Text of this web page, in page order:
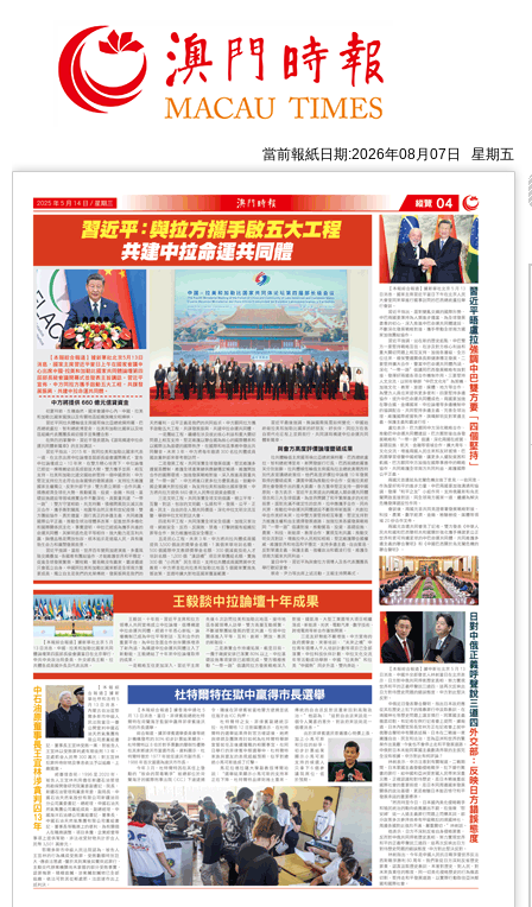
當前報紙日期:2026年08月07日 星期五